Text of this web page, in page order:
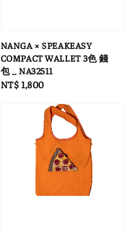
NANGA × SPEAKEASY
COMPACT WALLET 3色 錢
包 _ NA32511
Regular
NT$ 1,800